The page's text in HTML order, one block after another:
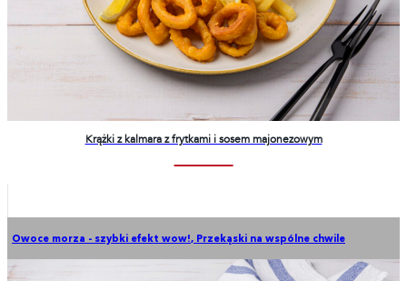
Krążki z kalmara z frytkami i sosem majonezowym
Owoce morza - szybki efekt wow!, Przekąski na wspólne chwile